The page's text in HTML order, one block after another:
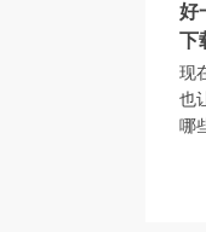
好
下
现
也
哪